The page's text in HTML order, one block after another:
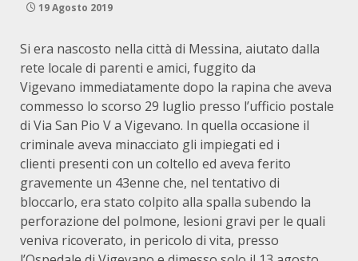
19 Agosto 2019
Si era nascosto nella città di Messina, aiutato dalla
rete locale di parenti e amici, fuggito da
Vigevano immediatamente dopo la rapina che aveva
commesso lo scorso 29 luglio presso l’ufficio postale
di Via San Pio V a Vigevano. In quella occasione il
criminale aveva minacciato gli impiegati ed i
clienti presenti con un coltello ed aveva ferito
gravemente un 43enne che, nel tentativo di
bloccarlo, era stato colpito alla spalla subendo la
perforazione del polmone, lesioni gravi per le quali
veniva ricoverato, in pericolo di vita, presso